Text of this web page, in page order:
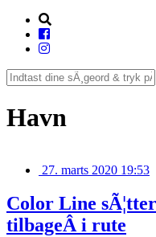
Havn
27. marts 2020 19:53
Color Line
tilbageÂ i rute